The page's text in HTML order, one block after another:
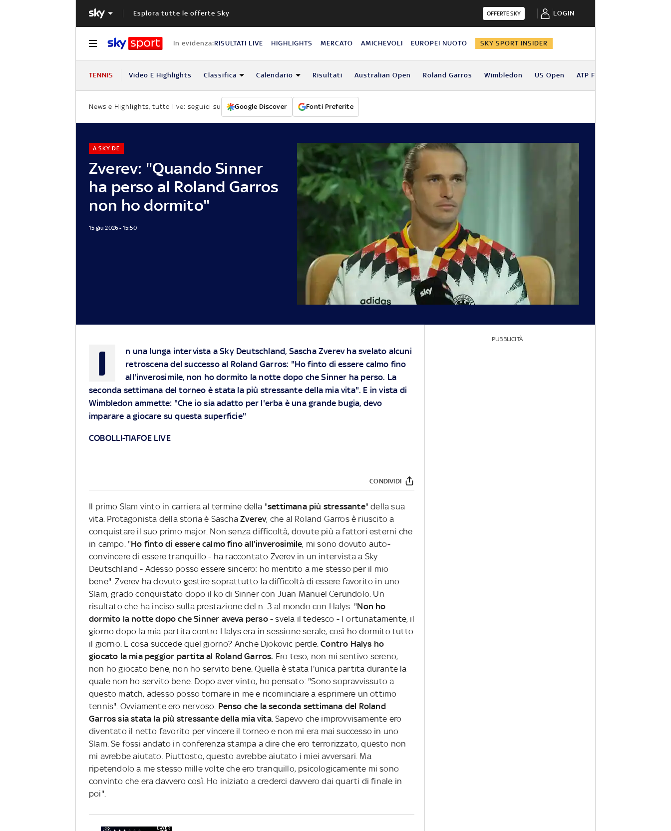
Esplora tutte le offerte Sky OFFERTE SKY LOGIN
In evidenza:RISULTATI LIVE HIGHLIGHTS MERCATO AMICHEVOLI EUROPEI NUOTO SKY SPORT INSIDER
TENNIS Video E Highlights Classifica Calendario Risultati Australian Open Roland Garros Wimbledon US Open ATP Finals
News e Highlights, tutto live: seguici su Google Discover Fonti Preferite
Zverev: "Quando Sinner
ha perso al Roland Garros
non ho dormito"
A SKY DE
15 giu 2026 - 15:50
I
n una lunga intervista a Sky Deutschland, Sascha Zverev ha svelato alcuni
retroscena del successo al Roland Garros: "Ho finto di essere calmo fino
all'inverosimile, non ho dormito la notte dopo che Sinner ha perso. La
seconda settimana del torneo è stata la più stressante della mia vita". E in vista di
Wimbledon ammette: "Che io sia adatto per l'erba è una grande bugia, devo
imparare a giocare su questa superficie"
COBOLLI-TIAFOE LIVE
CONDIVIDI
Il primo Slam vinto in carriera al termine della "settimana più stressante" della sua
vita. Protagonista della storia è SaschaZverev, che al Roland Garros è riuscito a
conquistare il suo primo major. Non senza difficoltà, dovute più a fattori esterni che
in campo. "Ho finto di essere calmo fino all'inverosimile, mi sono dovuto auto-
convincere di essere tranquillo - ha raccontato Zverev in un intervista a Sky
Deutschland - Adesso posso essere sincero: ho mentito a me stesso per il mio
bene". Zverev ha dovuto gestire soprattutto la difficoltà di essere favorito in uno
Slam, grado conquistato dopo il ko di Sinner con Juan Manuel Cerundolo. Un
risultato che ha inciso sulla prestazione del n. 3 al mondo con Halys: "Non ho
dormito la notte dopo che Sinner aveva perso- svela il tedesco - Fortunatamente, il
giorno dopo la mia partita contro Halys era in sessione serale, così ho dormito tutto
il giorno. E cosa succede quel giorno? Anche Djokovic perde.Contro Halys ho
giocato la mia peggior partita al Roland Garros. Ero teso, non mi sentivo sereno,
non ho giocato bene, non ho servito bene. Quella è stata l'unica partita durante la
quale non ho servito bene. Dopo aver vinto, ho pensato: "Sono sopravvissuto a
questo match, adesso posso tornare in me e ricominciare a esprimere un ottimo
tennis". Ovviamente ero nervoso. Penso che la seconda settimana del Roland
Garros sia stata la più stressante della mia vita. Sapevo che improvvisamente ero
diventato il netto favorito per vincere il torneo e non mi era mai successo in uno
Slam. Se fossi andato in conferenza stampa a dire che ero terrorizzato, questo non
mi avrebbe aiutato. Piuttosto, questo avrebbe aiutato i miei avversari. Ma
ripetendolo a me stesso mille volte che ero tranquillo, psicologicamente mi sono
convinto che era davvero così. Ho iniziato a crederci davvero dai quarti di finale in
poi".
PUBBLICITÀ